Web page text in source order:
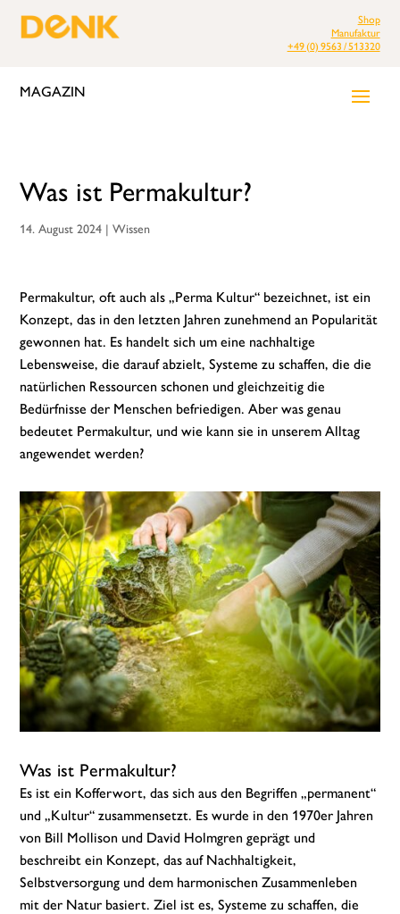
Shop
Manufaktur
+49 (0) 9563 / 513320
MAGAZIN
Was ist Permakultur?
14. August 2024 |Wissen
Permakultur, oft auch als „Perma Kultur“ bezeichnet, ist ein
Konzept, das in den letzten Jahren zunehmend an Popularität
gewonnen hat. Es handelt sich um eine nachhaltige
Lebensweise, die darauf abzielt, Systeme zu schaffen, die die
natürlichen Ressourcen schonen und gleichzeitig die
Bedürfnisse der Menschen befriedigen. Aber was genau
bedeutet Permakultur, und wie kann sie in unserem Alltag
angewendet werden?
Was ist Permakultur?
Es ist ein Kofferwort, das sich aus den Begriffen „permanent“
und „Kultur“ zusammensetzt. Es wurde in den 1970er Jahren
von Bill Mollison und David Holmgren geprägt und
beschreibt ein Konzept, das auf Nachhaltigkeit,
Selbstversorgung und dem harmonischen Zusammenleben
mit der Natur basiert. Ziel ist es, Systeme zu schaffen, die